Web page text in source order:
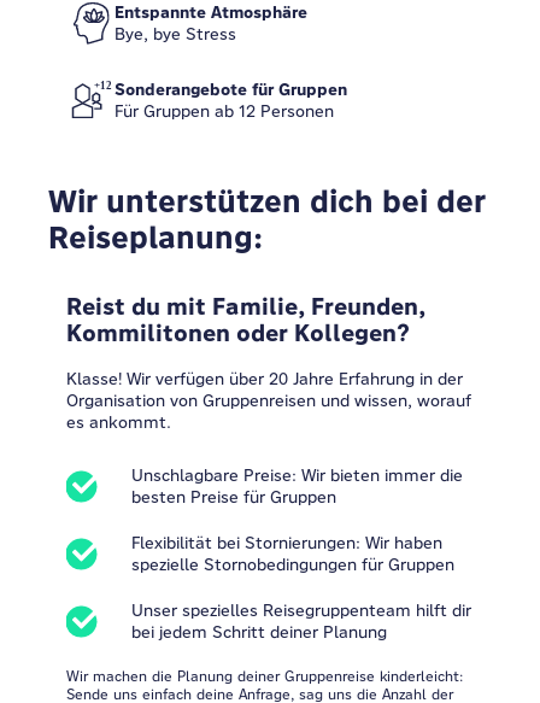
Entspannte Atmosphäre
Bye, bye Stress
Sonderangebote für Gruppen
Für Gruppen ab 12 Personen
Wir unterstützen dich bei der
Reiseplanung:
Reist du mit Familie, Freunden,
Kommilitonen oder Kollegen?
Klasse! Wir verfügen über 20 Jahre Erfahrung in der
Organisation von Gruppenreisen und wissen, worauf
es ankommt.
Unschlagbare Preise: Wir bieten immer die
besten Preise für Gruppen
Flexibilität bei Stornierungen: Wir haben
spezielle Stornobedingungen für Gruppen
Unser spezielles Reisegruppenteam hilft dir
bei jedem Schritt deiner Planung
Wir machen die Planung deiner Gruppenreise kinderleicht:
Sende uns einfach deine Anfrage, sag uns die Anzahl der